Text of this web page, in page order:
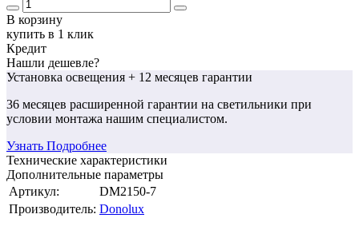
В корзину
купить в 1 клик
Кредит
Нашли дешевле?
Установка освещения + 12 месяцев гарантии
36 месяцев расширенной гарантии на светильники при
условии монтажа нашим специалистом.
Узнать Подробнее
Технические характеристики
Дополнительные параметры
Артикул:
DM2150-7
Производитель: Donolux